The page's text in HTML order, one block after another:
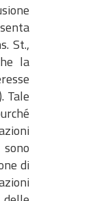
St.,
la
Tale
di